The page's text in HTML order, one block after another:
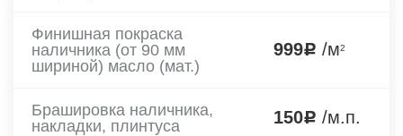
Финишная покраска
наличника (от 90 мм
шириной) масло (мат.)
999 /м2
Брашировка наличника,
накладки, плинтуса
150 /м.п.